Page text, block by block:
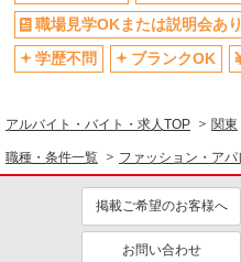
職場見学OKまたは説明会あり
学歴不問
ブランクOK
アルバイト・バイト・求人TOP 関東
職種・条件一覧 ファッション・アパ
掲載ご希望のお客様へ
お問い合わせ